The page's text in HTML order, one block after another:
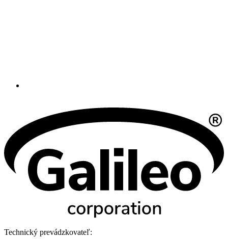
Technický prevádzkovateľ: